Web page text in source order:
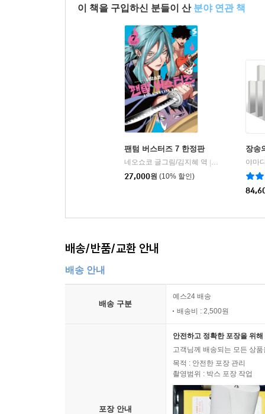
이 책을 구입하신 분들이 산 분야 연관 책
팬텀 버스터즈 7 한정판
네오쇼코 글그림/김지혜 역 |
소미미디어
27,000원 (10% 할인)
장송
배송/반품/교환 안내
배송 안내
배송 구분
예스24 배송
배송비 : 2,500원
포장 안내
안전하고 정확한 포장을 위
고객님께 배송되는 모든 상
목적 : 안전한 포장 관리
촬영범위 : 박스 포장 작업